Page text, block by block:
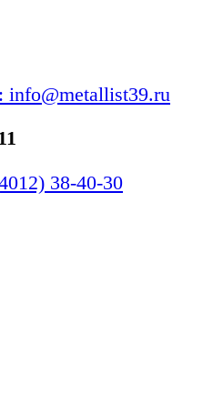
info@metallist39.ru
38-40-30